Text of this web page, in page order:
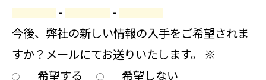
-
-
今後、弊社の新しい情報の入手をご希望されま
すか？メールにてお送りいたします。 ※
希望する
希望しない